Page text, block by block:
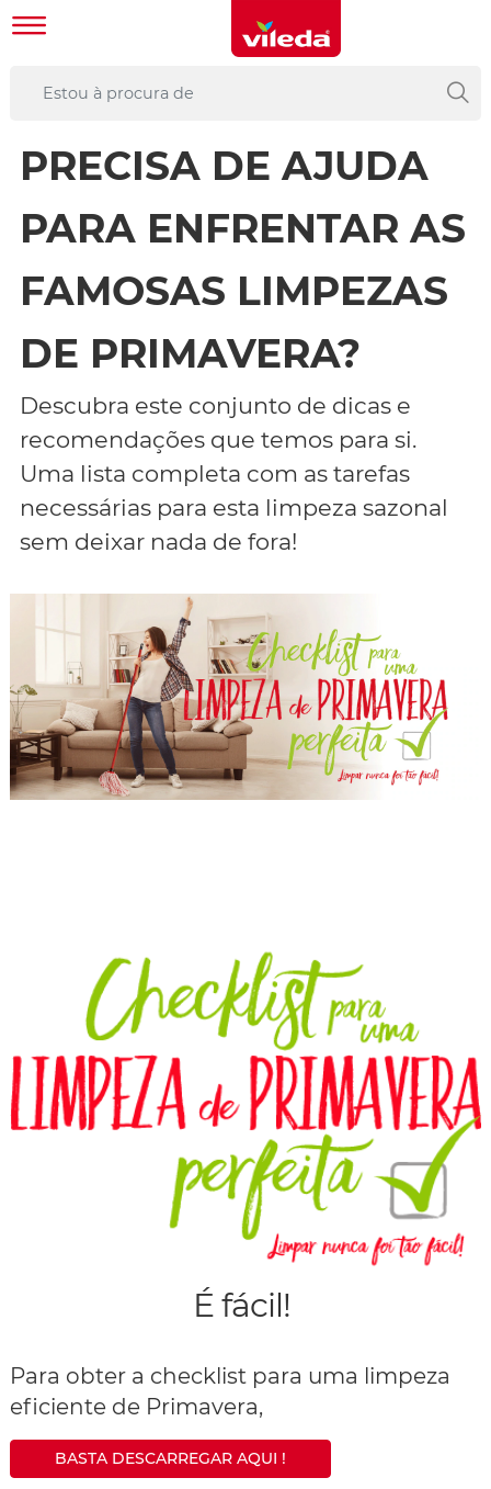
PRECISA DE AJUDA
PARA ENFRENTAR AS
FAMOSAS LIMPEZAS
DE PRIMAVERA?
Descubra este conjunto de dicas e
recomendações que temos para si.
Uma lista completa com as tarefas
necessárias para esta limpeza sazonal
sem deixar nada de fora!
É fácil!
Para obter a checklist para uma limpeza
eficiente de Primavera,
BASTA DESCARREGAR AQUI !